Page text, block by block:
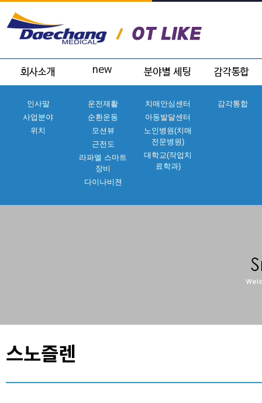
인사말
사업분야
위치
운전재활
순환운동
모션뷰
근전도
라파엘 스마트
장비
다이나비젼
치매안심센터
아동발달센터
노인병원(치매
전문병원)
대학교(작업치
료학과)
감각통합
스노즐렌